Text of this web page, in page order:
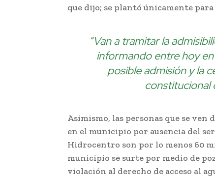
que dijo; se plantó únicamente
“Van a tramitar la
informando entre hoy
posible admisión y la
constitucional
Asimismo, las personas que se
en el municipio por ausencia del
Hidrocentro son por lo menos 60
municipio se surte por medio de
violación al derecho de acceso al